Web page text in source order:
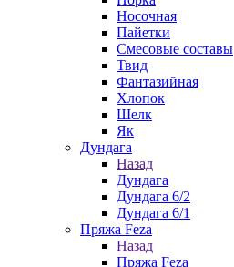
Носочная
Пайетки
Смесовые составы
Твид
Фантазийная
Хлопок
Шелк
Як
Дундага
Назад
Дундага
Дундага 6/2
Дундага 6/1
Пряжа Feza
Назад
Пряжа Feza